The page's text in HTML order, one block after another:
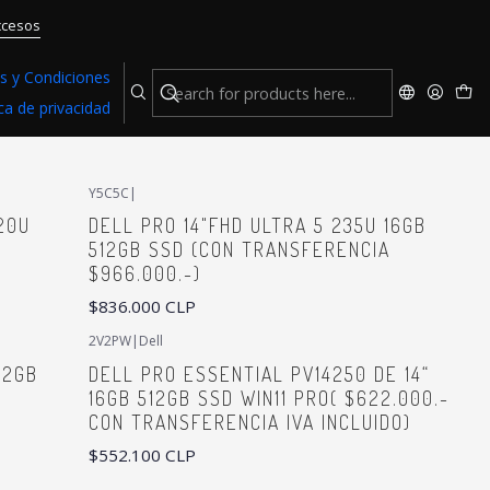
y Condiciones
de privacidad
Y5C5C |
DELL PRO 14"FHD ULTRA 5 235U 16GB
512GB SSD (CON TRANSFERENCIA
$966.000.-)
$836.000 CLP
2V2PW| Dell
DELL PRO ESSENTIAL PV14250 DE 14“
16GB 512GB SSD WIN11 PRO( $622.000.-
CON TRANSFERENCIA IVA INCLUIDO)
$552.100 CLP